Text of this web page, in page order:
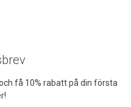
få 10% rabatt på din första